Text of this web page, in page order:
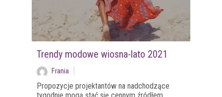
Trendy modowe wiosna-lato 2021
Frania
Propozycje projektantów na nadchodzące